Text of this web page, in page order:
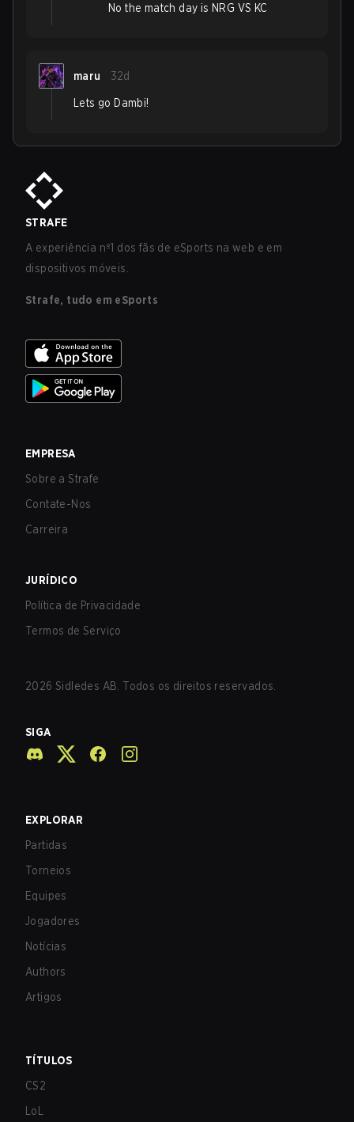
No the match day is NRG VS KC
maru 32d
Lets go Dambi!
STRAFE
A experiência nº1 dos fãs de eSports na web e em
dispositivos móveis.
Strafe, tudo em eSports
EMPRESA
Sobre a Strafe
Contate-Nos
Carreira
JURÍDICO
Política de Privacidade
Termos de Serviço
2026 Sidledes AB. Todos os direitos reservados.
SIGA
EXPLORAR
Partidas
Torneios
Equipes
Jogadores
Notícias
Authors
Artigos
TÍTULOS
CS2
LoL